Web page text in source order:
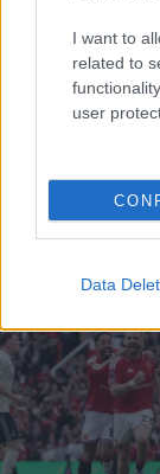
I want to
related to
user
Data
LUKE